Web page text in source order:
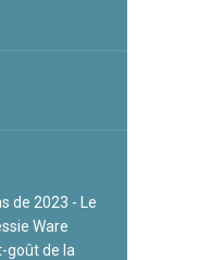
de 2023 - Le
Ware
goût de la